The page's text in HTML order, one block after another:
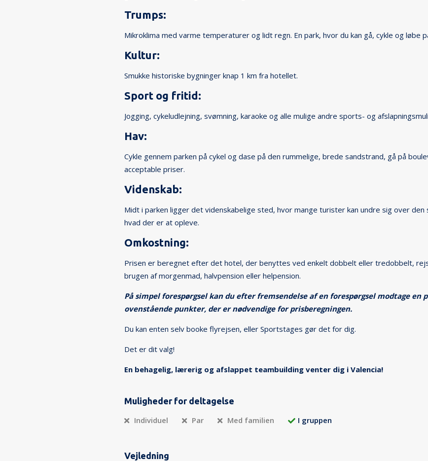
Trumps:
Mikroklima med varme temperaturer og lidt regn. En park, hvor du kan gå, cykle og løbe
Kultur:
Smukke historiske bygninger knap 1 km fra hotellet.
Sport og fritid:
Jogging, cykeludlejning, svømning, karaoke og alle mulige andre sports- og
Hav:
Cykle gennem parken på cykel og dase på den rummelige, brede sandstrand, gå på
acceptable priser.
Videnskab:
Midt i parken ligger det videnskabelige sted, hvor mange turister kan undre sig over den
hvad der er at opleve.
Omkostning:
Prisen er beregnet efter det hotel, der benyttes ved enkelt dobbelt eller tredobbelt,
brugen af morgenmad, halvpension eller helpension.
På simpel forespørgsel kan du efter fremsendelse af en forespørgsel modtage en
ovenstående punkter, der er nødvendige for prisberegningen.
Du kan enten selv booke flyrejsen, eller Sportstages gør det for dig.
Det er dit valg!
En behagelig, lærerig og afslappet teambuilding venter dig i Valencia!
Muligheder for deltagelse
Individuel
Par Med familien I gruppen
Vejledning